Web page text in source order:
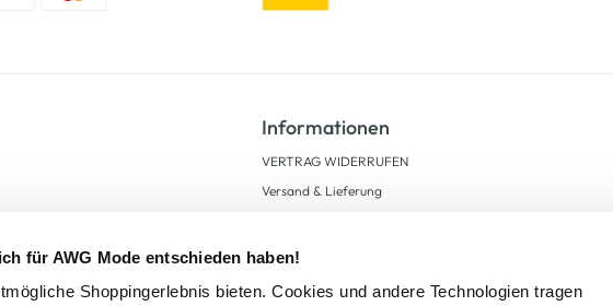
für AWG Mode entschieden haben!
Shoppingerlebnis bieten. Cookies und andere Technologien tragen
Informationen
VERTRAG WIDERRUFEN
Versand & Lieferung
AGB